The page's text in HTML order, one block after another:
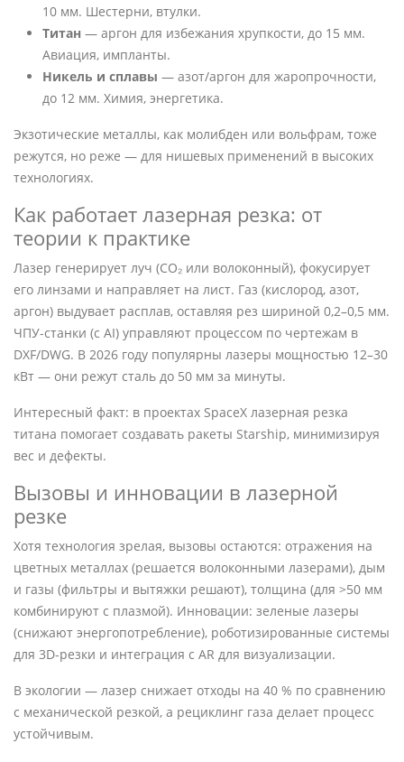
10 мм. Шестерни, втулки.
Титан — аргон для избежания хрупкости, до 15 мм.
Авиация, импланты.
Никель и сплавы — азот/аргон для жаропрочности,
до 12 мм. Химия, энергетика.
Экзотические металлы, как молибден или вольфрам, тоже
режутся, но реже — для нишевых применений в высоких
технологиях.
Как работает лазерная резка: от
теории к практике
Лазер генерирует луч (CO₂ или волоконный), фокусирует
его линзами и направляет на лист. Газ (кислород, азот,
аргон) выдувает расплав, оставляя рез шириной 0,2–0,5 мм.
ЧПУ-станки (с AI) управляют процессом по чертежам в
DXF/DWG. В 2026 году популярны лазеры мощностью 12–30
кВт — они режут сталь до 50 мм за минуты.
Интересный факт: в проектах SpaceX лазерная резка
титана помогает создавать ракеты Starship, минимизируя
вес и дефекты.
Вызовы и инновации в лазерной
резке
Хотя технология зрелая, вызовы остаются: отражения на
цветных металлах (решается волоконными лазерами), дым
и газы (фильтры и вытяжки решают), толщина (для >50 мм
комбинируют с плазмой). Инновации: зеленые лазеры
(снижают энергопотребление), роботизированные системы
для 3D-резки и интеграция с AR для визуализации.
В экологии — лазер снижает отходы на 40 % по сравнению
с механической резкой, а рециклинг газа делает процесс
устойчивым.